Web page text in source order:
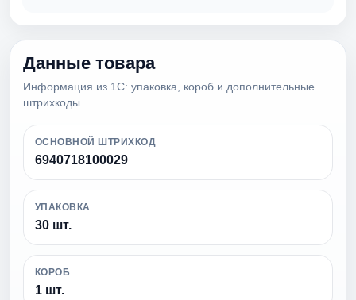
Данные товара
Информация из 1С: упаковка, короб и дополнительные
штрихкоды.
ОСНОВНОЙ ШТРИХКОД
6940718100029
УПАКОВКА
30 шт.
КОРОБ
1 шт.